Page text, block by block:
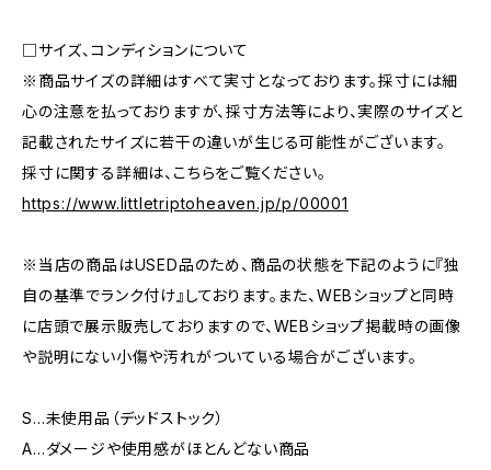
□サイズ、コンディションについて
※商品サイズの詳細はすべて実寸となっております。採寸には細
心の注意を払っておりますが、採寸方法等により、実際のサイズと
記載されたサイズに若干の違いが生じる可能性がございます。
採寸に関する詳細は、こちらをご覧ください。
https://www.littletriptoheaven.jp/p/00001
※当店の商品はUSED品のため、商品の状態を下記のように『独
自の基準でランク付け』しております。また、WEBショップと同時
に店頭で展示販売しておりますので、WEBショップ掲載時の画像
や説明にない小傷や汚れがついている場合がございます。
S…未使用品（デッドストック）
A…ダメージや使用感がほとんどない商品